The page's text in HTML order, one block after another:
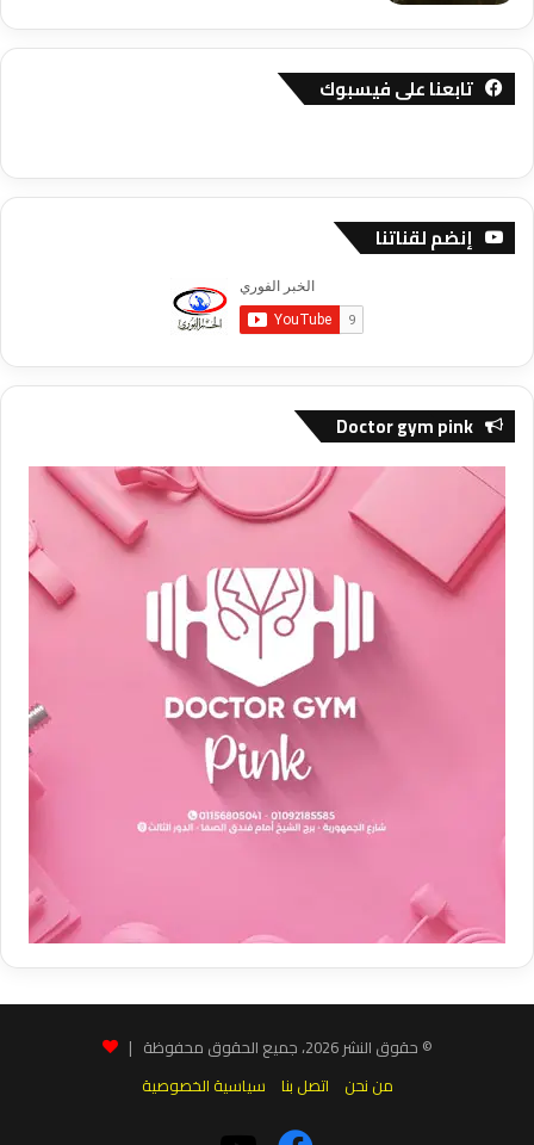
تابعنا على فيسبوك
إنضم لقناتنا
Doctor gym pink
© حقوق النشر 2026، جميع الحقوق محفوظة |
من نحن
اتصل بنا سياسية الخصوصية